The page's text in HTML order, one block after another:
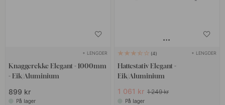
+ LENGDER
Knaggerekke Elegant - 1000mm
- Eik/Aluminium
899 kr
På lager
4 + LENGDER
Hattestativ Elegant -
Eik/Aluminium
1 061 kr 1 249 kr
På lager